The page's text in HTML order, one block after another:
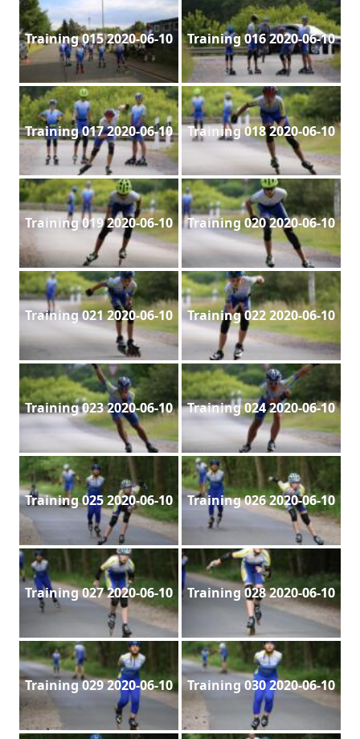
Training 015 2020-06-10 Training 016 2020-06-10
Training 017 2020-06-10 Training 018 2020-06-10
Training 019 2020-06-10 Training 020 2020-06-10
Training 021 2020-06-10 Training 022 2020-06-10
Training 023 2020-06-10 Training 024 2020-06-10
Training 025 2020-06-10 Training 026 2020-06-10
Training 027 2020-06-10 Training 028 2020-06-10
Training 029 2020-06-10 Training 030 2020-06-10